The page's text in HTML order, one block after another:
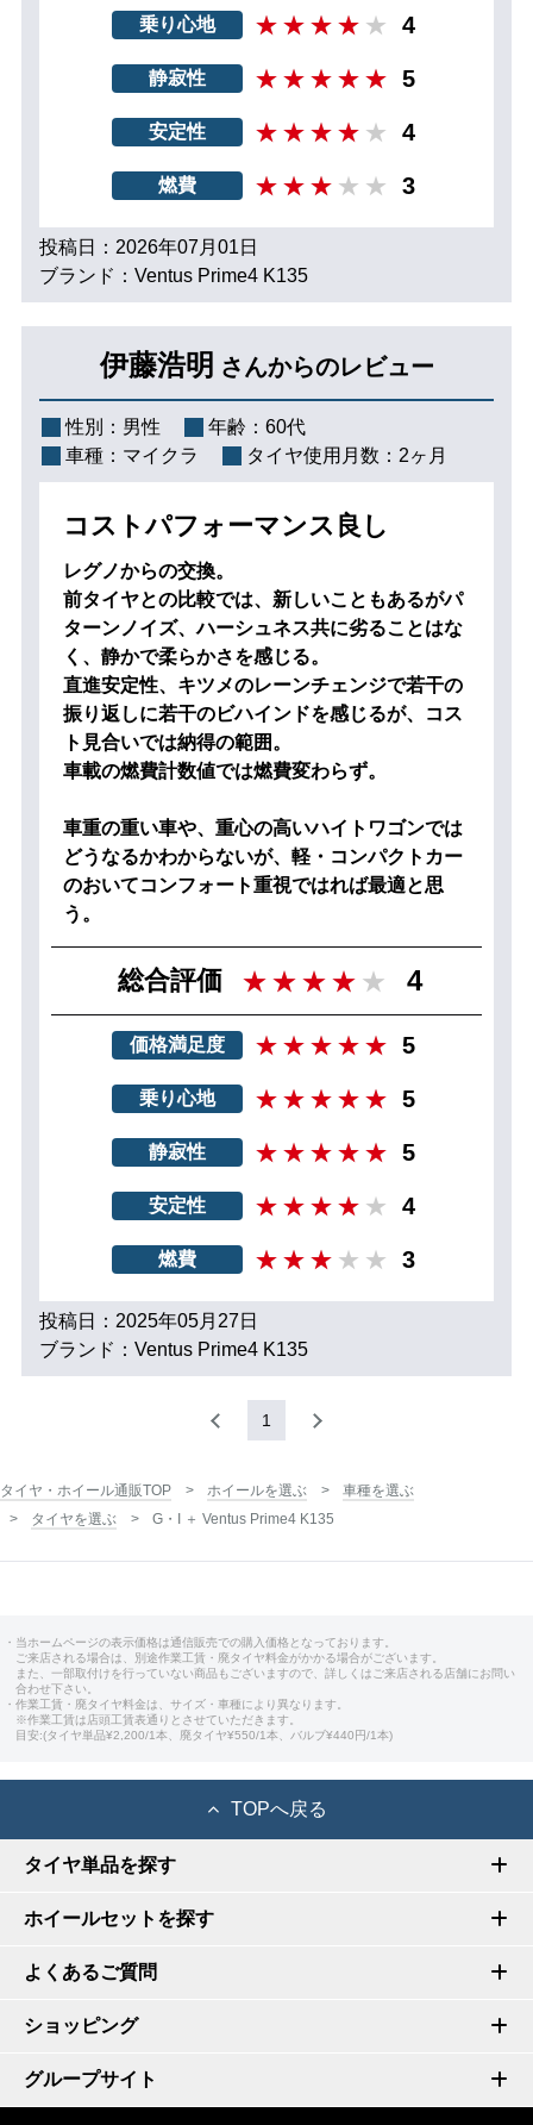
乗り心地 4
静寂性 5
安定性 4
燃費 3
投稿日：2026年07月01日
ブランド：Ventus Prime4 K135
伊藤浩明 さんからのレビュー
性別： 男性 年齢： 60代
車種： マイクラ タイヤ使用月数： 2ヶ月
コストパフォーマンス良し
レグノからの交換。
前タイヤとの比較では、新しいこともあるがパ
ターンノイズ、ハーシュネス共に劣ることはな
く、静かで柔らかさを感じる。
直進安定性、キツメのレーンチェンジで若干の
振り返しに若干のビハインドを感じるが、コス
ト見合いでは納得の範囲。
車載の燃費計数値では燃費変わらず。
車重の重い車や、重心の高いハイトワゴンでは
どうなるかわからないが、軽・コンパクトカー
のおいてコンフォート重視ではれば最適と思
う。
総合評価 4
価格満足度 5
乗り心地 5
静寂性 5
安定性 4
燃費 3
投稿日：2025年05月27日
ブランド：Ventus Prime4 K135
1
タイヤ・ホイール通販TOP ホイールを選ぶ
車種を選ぶ
タイヤを選ぶ
G・I ＋ Ventus Prime4 K135
・当ホームページの表示価格は通信販売での購入価格となっております。
ご来店される場合は、別途作業工賃・廃タイヤ料金がかかる場合がございます。
また、一部取付けを行っていない商品もございますので、詳しくはご来店される店舗にお問い
合わせ下さい。
・作業工賃・廃タイヤ料金は、サイズ・車種により異なります。
※作業工賃は店頭工賃表通りとさせていただきます。
目安:(タイヤ単品¥2,200/1本、廃タイヤ¥550/1本、バルブ¥440円/1本)
TOPへ戻る
タイヤ単品を探す
ホイールセットを探す
よくあるご質問
ショッピング
グループサイト